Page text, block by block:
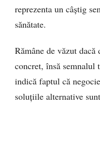
reprezenta un câștig
sănătate.
Rămâne de văzut
concret, însă semnalul
indică faptul că
soluțiile alternative